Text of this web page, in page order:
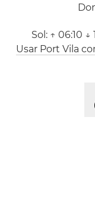
Sol: ↑ 06:10 ↓
Usar Port Vila